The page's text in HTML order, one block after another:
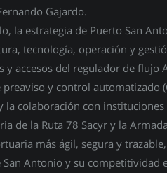
Gajardo.
la estrategia de Puerto San
tecnología, operación y
y accesos del regulador de flujo
preaviso y control automatizado
la colaboración con
de la Ruta 78 Sacyr y la
más ágil, segura y
San Antonio y su competitividad